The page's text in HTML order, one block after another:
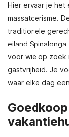
Hier ervaar je het
massatoerisme.
traditionele
eiland
voor wie op zoek
gastvrijheid. Je
waar elke dag